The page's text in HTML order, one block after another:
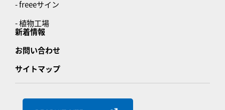
- freeeサイン
- 植物工場
新着情報
お問い合わせ
サイトマップ